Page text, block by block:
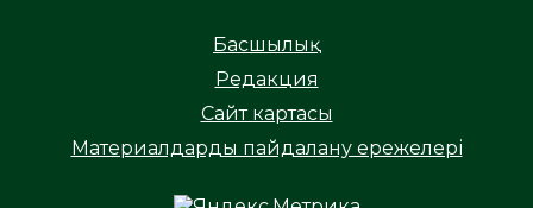
Басшылық
Редакция
Сайт картасы
Материалдарды пайдалану ережелері